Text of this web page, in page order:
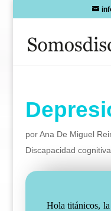
porAna De Miguel
Discapacidad cognitiva
Hola titánicos,